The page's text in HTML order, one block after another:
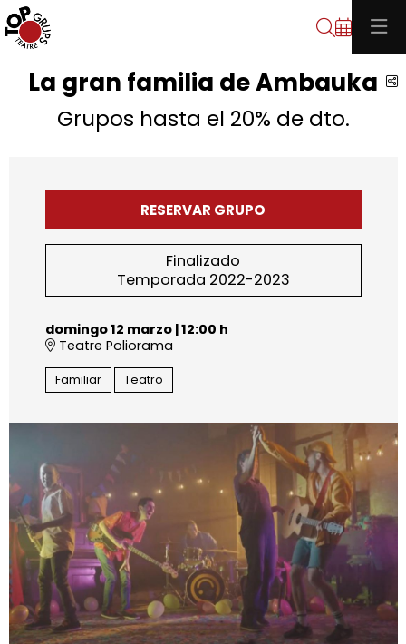
Buscar
La gran familia de Ambauka
Grupos hasta el 20% de dto.
RESERVAR GRUPO
Finalizado
Temporada 2022-2023
domingo 12 marzo|12:00 h
Teatre Poliorama
Familiar Teatro